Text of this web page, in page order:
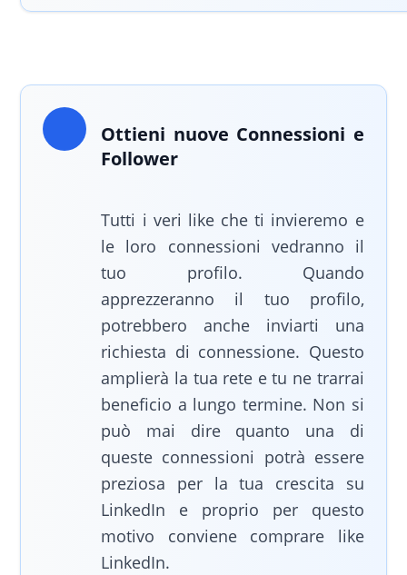
Ottieni nuove Connessioni e
Follower
Tutti i veri like che ti invieremo e
le loro connessioni vedranno il
tuo profilo. Quando
apprezzeranno il tuo profilo,
potrebbero anche inviarti una
richiesta di connessione. Questo
amplierà la tua rete e tu ne trarrai
beneficio a lungo termine. Non si
può mai dire quanto una di
queste connessioni potrà essere
preziosa per la tua crescita su
LinkedIn e proprio per questo
motivo conviene comprare like
LinkedIn.